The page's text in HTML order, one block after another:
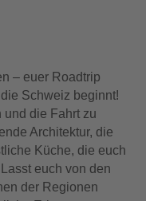
– euer Roadtrip
Schweiz beginnt!
und die Fahrt zu
Architektur, die
Küche, die euch
euch von den
der Regionen